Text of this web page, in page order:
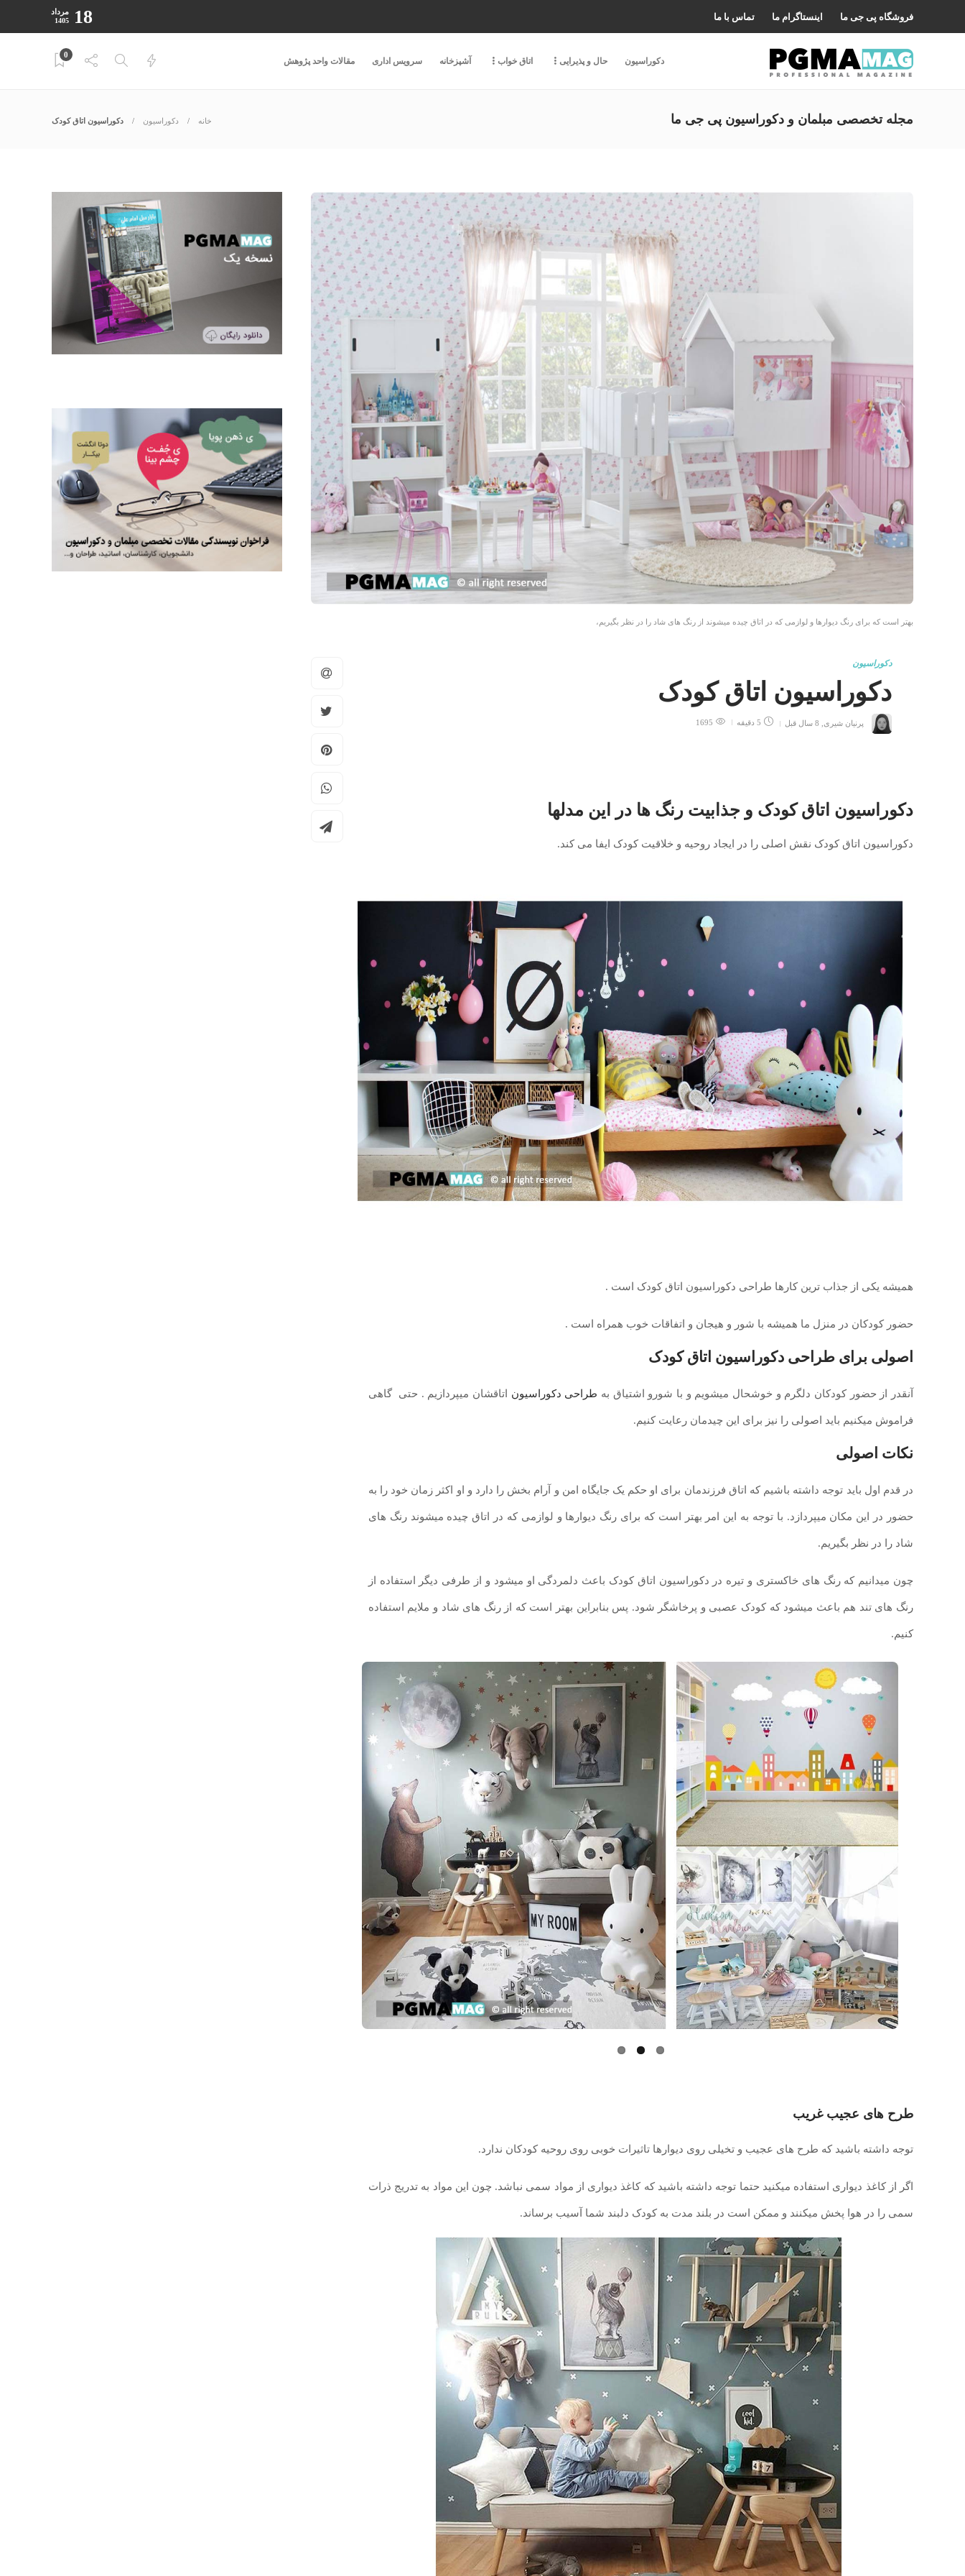
فروشگاه پی جی ما اینستاگرام ما تماس با ما 18 مرداد
1405
دکوراسیون حال و پذیرایی اتاق خواب آشپزخانه سرویس اداری مقالات واحد پژوهش
0
مجله تخصصی مبلمان و دکوراسیون پی جی ما خانه دکوراسیون دکوراسیون اتاق کودک
بهتر است که برای رنگ دیوارها و لوازمی که در اتاق چیده میشوند از رنگ های شاد را در نظر بگیریم،
دکوراسیون
دکوراسیون اتاق کودک
پرنیان شیری 8 سال قبل 5 دقیقه 1695
دکوراسیون اتاق کودک و جذابیت رنگ ها در این مدلها
دکوراسیون اتاق کودک نقش اصلی را در ایجاد روحیه و خلاقیت کودک ایفا می کند.
همیشه یکی از جذاب ترین کارها طراحی دکوراسیون اتاق کودک است .
حضور کودکان در منزل ما همیشه با شور و هیجان و اتفاقات خوب همراه است .
اصولی برای طراحی دکوراسیون اتاق کودک
آنقدر از حضور کودکان دلگرم و خوشحال میشویم و با شورو اشتیاق به طراحی دکوراسیون اتاقشان میپردازیم . حتی گاهی
فراموش میکنیم باید اصولی را نیز برای این چیدمان رعایت کنیم.
نکات اصولی
در قدم اول باید توجه داشته باشیم که اتاق فرزندمان برای او حکم یک جایگاه امن و آرام بخش را دارد و او اکثر زمان خود را به
حضور در این مکان میپردازد. با توجه به این امر بهتر است که برای رنگ دیوارها و لوازمی که در اتاق چیده میشوند رنگ های
شاد را در نظر بگیریم.
چون میدانیم که رنگ های خاکستری و تیره در دکوراسیون اتاق کودک باعث دلمردگی او میشود و از طرفی دیگر استفاده از
رنگ های تند هم باعث میشود که کودک عصبی و پرخاشگر شود. پس بنابراین بهتر است که از رنگ های شاد و ملایم استفاده
کنیم.
طرح های عجیب غریب
توجه داشته باشید که طرح های عجیب و تخیلی روی دیوارها تاثیرات خوبی روی روحیه کودکان ندارد.
اگر از کاغذ دیواری استفاده میکنید حتما توجه داشته باشید که کاغذ دیواری از مواد سمی نباشد. چون این مواد به تدریج ذرات
سمی را در هوا پخش میکنند و ممکن است در بلند مدت به کودک دلبند شما آسیب برساند.